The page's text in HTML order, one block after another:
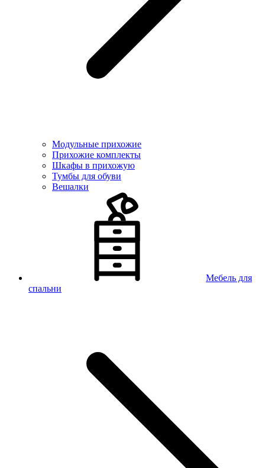
Модульные прихожие
Прихожие комплекты
Шкафы в прихожую
Тумбы для обуви
Вешалки
Мебель для
спальни